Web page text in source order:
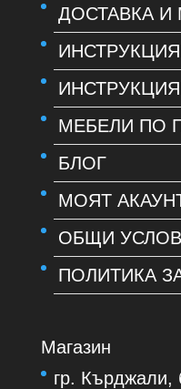
ДОСТАВКА
МЕБЕЛИ ПО
БЛОГ
МОЯТ
ОБЩИ
ПОЛИТИКА
Магазин
гр. Кърджали,